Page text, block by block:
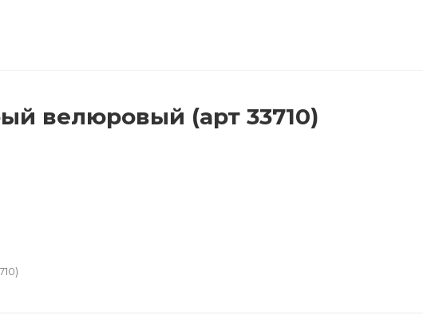
велюровый (арт 33710)